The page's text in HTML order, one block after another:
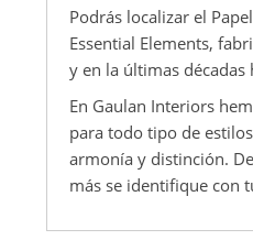
Podrás localizar el
Essential Elements,
y en la últimas
En Gaulan Interiors
para todo tipo de
armonía y distinción.
más se identifique con